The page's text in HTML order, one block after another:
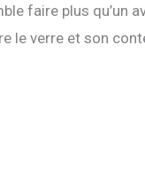
faire plus qu’un
le verre et son